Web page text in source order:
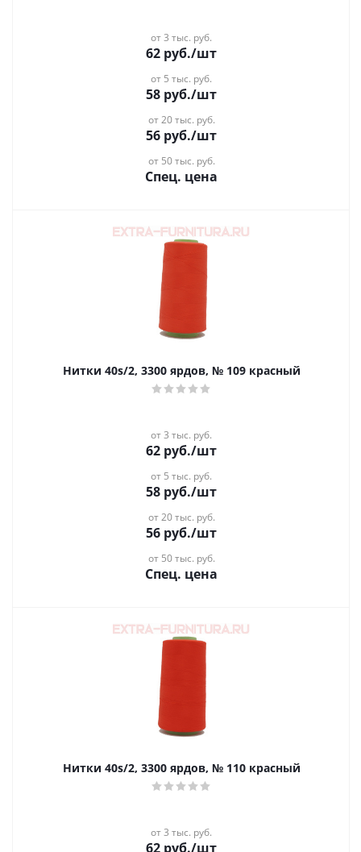
от 3 тыс. руб.
62 руб./шт
от 5 тыс. руб.
58 руб./шт
от 20 тыс. руб.
56 руб./шт
от 50 тыс. руб.
Спец. цена
Нитки 40s/2, 3300 ярдов, № 109 красный
от 3 тыс. руб.
62 руб./шт
от 5 тыс. руб.
58 руб./шт
от 20 тыс. руб.
56 руб./шт
от 50 тыс. руб.
Спец. цена
Нитки 40s/2, 3300 ярдов, № 110 красный
от 3 тыс. руб.
62 руб./шт